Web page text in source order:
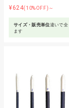
¥624(10%OFF)～
サイズ・販売単位違いで全
ます